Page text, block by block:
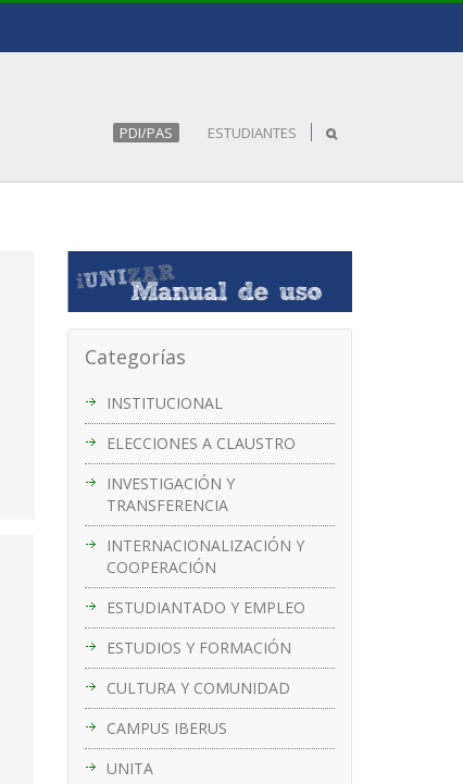
PDI/PAS ESTUDIANTES
Categorías
INSTITUCIONAL
ELECCIONES A CLAUSTRO
INVESTIGACIÓN Y
TRANSFERENCIA
INTERNACIONALIZACIÓN Y
COOPERACIÓN
ESTUDIANTADO Y EMPLEO
ESTUDIOS Y FORMACIÓN
CULTURA Y COMUNIDAD
CAMPUS IBERUS
UNITA